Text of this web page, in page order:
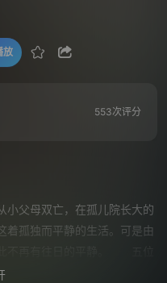
放
553次评分
父母双亡，在孤儿院长大的
着孤独而平静的生活。可是由
好，冲突当然是不可能避免